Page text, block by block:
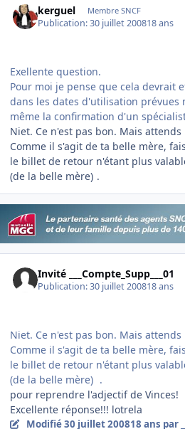
kerguel Membre SNCF
Publication:30 juillet 200818 ans
Exellente question.
Pour moi je pense que cela devrait
dans les dates d'utilisation prévues
même la confirmation d'un
Niet. Ce n'est pas bon. Mais
Comme il s'agit de ta belle mère,
le billet de retour n'étant plus
(de la belle mère) .
Invité ___Compte_Supp___01
Publication:30 juillet 200818 ans
Niet. Ce n'est pas bon. Mais
Comme il s'agit de ta belle mère,
le billet de retour n'étant plus
(de la belle mère) .
pour reprendre l'adjectif de Vinces!
Excellente réponse!!! lotrela
Modifié30 juillet 200818 ans par